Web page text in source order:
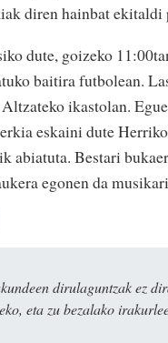
diren hainbat ekitaldi
dute, goizeko
baitira futbolean.
ikastolan.
eskaini dute
abiatuta. Bestari
egonen da
dirulaguntzak ez
eta zu bezalako